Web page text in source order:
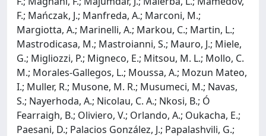
F.; Mańczak, J.; Manfreda, A.; Marconi, M.;
Margiotta, A.; Marinelli, A.; Markou, C.; Martin, L.;
Mastrodicasa, M.; Mastroianni, S.; Mauro, J.; Miele,
G.; Migliozzi, P.; Migneco, E.; Mitsou, M. L.; Mollo, C.
M.; Morales-Gallegos, L.; Moussa, A.; Mozun Mateo,
I.; Muller, R.; Musone, M. R.; Musumeci, M.; Navas,
S.; Nayerhoda, A.; Nicolau, C. A.; Nkosi, B.; Ó
Fearraigh, B.; Oliviero, V.; Orlando, A.; Oukacha, E.;
Paesani, D.; Palacios González, J.; Papalashvili, G.;